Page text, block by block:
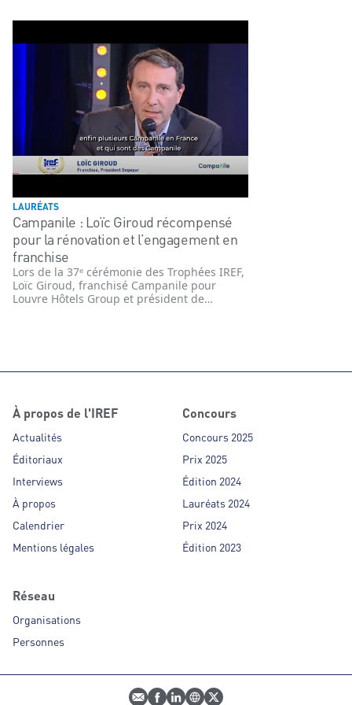
LAURÉATS
Campanile : Loïc Giroud récompensé
pour la rénovation et l’engagement en
franchise
Lors de la 37ᵉ cérémonie des Trophées IREF,
Loïc Giroud, franchisé Campanile pour
Louvre Hôtels Group et président de
À propos de l'IREF
Actualités
Éditoriaux
Interviews
À propos
Calendrier
Mentions légales
Concours
Concours 2025
Prix 2025
Édition 2024
Lauréats 2024
Prix 2024
Édition 2023
Réseau
Organisations
Personnes
E-mailProfil Facebook
Profil LinkedIn
Site webProfil Twitter